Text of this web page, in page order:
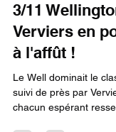
3/11
Verviers en
à l'affût !
Le Well dominait le classement avec 25 points,
suivi de près par Verviers (19) et le Rapid
chacun espérant